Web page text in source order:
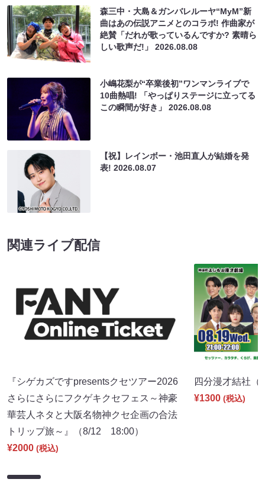
森三中・大島＆ガンバレルーヤ“MyM”新
曲はあの伝説アニメとのコラボ! 作曲家が
絶賛「だれが歌っているんですか? 素晴ら
しい歌声だ!」2026.08.08
小嶋花梨が“卒業後初”ワンマンライブで
10曲熱唱! 「やっぱりステージに立ってる
この瞬間が好き」2026.08.08
【祝】レインボー・池田直人が結婚を発
表!2026.08.07
関連ライブ配信
『シゲカズですpresentsクセツアー2026
さらにさらにフクゲキクセフェス～神豪
華芸人ネタと大阪名物神クセ企画の合法
トリップ旅～』（8/12 18:00）
¥2000 (税込)
四分漫才結社
¥1300 (税込)